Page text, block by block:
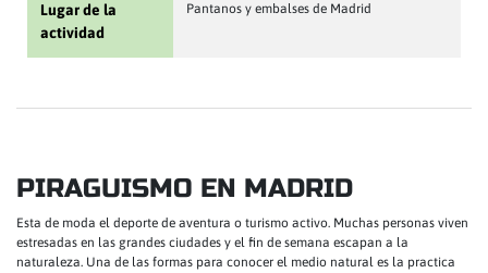
Lugar de la
actividad
Pantanos y embalses de Madrid
PIRAGUISMO EN MADRID
Esta de moda el deporte de aventura o turismo activo. Muchas personas viven
estresadas en las grandes ciudades y el fin de semana escapan a la
naturaleza. Una de las formas para conocer el medio natural es la practica